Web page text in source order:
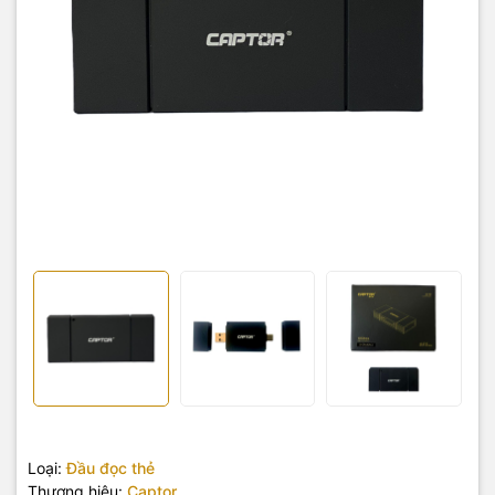
Loại: Đầu đọc thẻ
Thương hiệu: Captor